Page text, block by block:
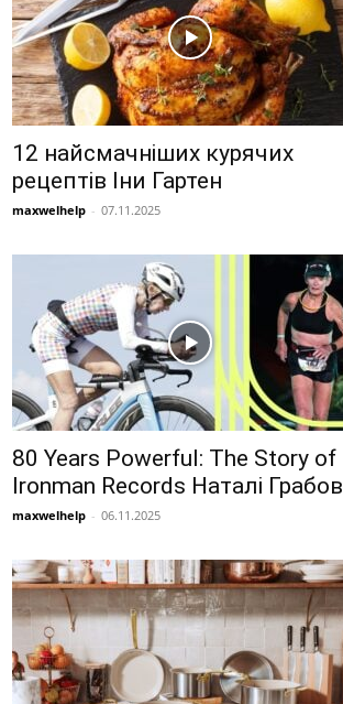
12 найсмачніших курячих
рецептів Іни Гартен
maxwelhelp - 07.11.2025
80 Years Powerful: The Story of
Ironman Records Наталі Грабов
maxwelhelp - 06.11.2025